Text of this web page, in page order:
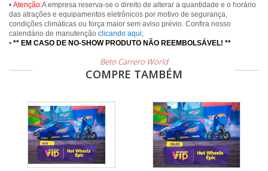
• Atenção:A empresa reserva-se o direito de alterar a quantidade e o horário
das atrações e equipamentos eletrônicos por motivo de segurança,
condições climáticas ou força maior sem aviso prévio. Confira nosso
calendário de manutenção clicando aqui;
• ** EM CASO DE NO-SHOW PRODUTO NÃO REEMBOLSÁVEL! **
Beto Carrero World
COMPRE TAMBÉM